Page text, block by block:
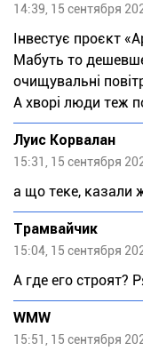
14:39, 15 сентября
Інвестує проєкт
Мабуть то
очищувальні
А хворі люди теж
Луис Корвалан
15:31, 15 сентября
а що теке, казали
Трамвайчик
15:04, 15 сентября
А где его строят?
WMW
15:51, 15 сентября